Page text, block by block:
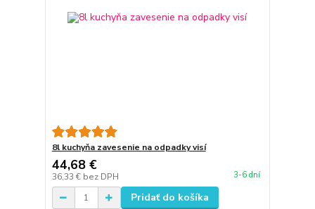
8l kuchyňa zavesenie na odpadky visí
44,68 €
36,33 € bez DPH 3-6 dní
Pridať do košíka